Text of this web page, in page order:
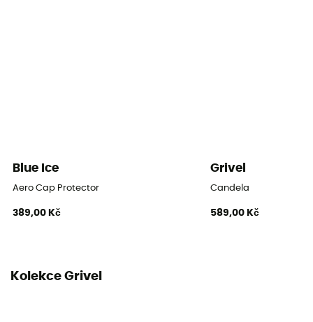
Blue Ice
Aero Cap Protector
389,00 Kč
Grivel
Candela
589,00 Kč
Kolekce Grivel